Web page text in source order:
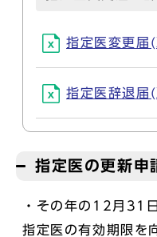
指定医変更
指定医辞退
指定医の更新申
・その年の12月31
指定医の有効期限を